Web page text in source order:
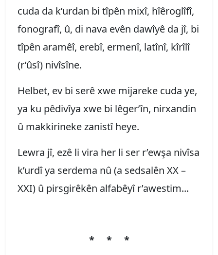
cuda da k’urdan bi tîpên mixî, hîêroglîfî,
fonografî, û, di nava evên dawîyê da jî, bi
tîpên aramêî, erebî, ermenî, latînî, kîrîlî
(r’ûsî) nivîsîne.
Helbet, ev bi serê xwe mijareke cuda ye,
ya ku pêdivîya xwe bi lêger’în, nirxandin
û makkirineke zanistî heye.
Lewra jî, ezê li vira her li ser r’ewşa nivîsa
k’urdî ya serdema nû (a sedsalên XX –
XXI) û pirsgirêkên alfabêyî r’awestim...
* * *